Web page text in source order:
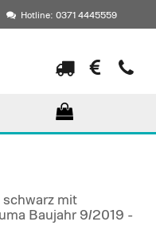
Hotline: 0371 4445559
mit
Baujahr 9/2019 -